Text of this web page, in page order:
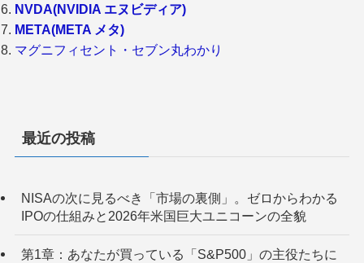
NVDA(NVIDIA エヌビディア)
META(META メタ)
マグニフィセント・セブン丸わかり
最近の投稿
NISAの次に見るべき「市場の裏側」。ゼロからわかる
IPOの仕組みと2026年米国巨大ユニコーンの全貌
第1章：あなたが買っている「S&P500」の主役たちに